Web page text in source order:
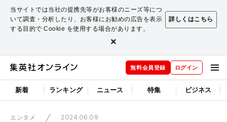
当サイトでは当社の提携先等がお客様のニーズ等につ
いて調査・分析したり、お客様にお勧めの広告を表示
する目的で Cookie を使用する場合があります。
詳しくはこちら
×
無料会員登録 ログイン
新着 ランキング ニュース 特集 ビジネス
エンタメ
2024.06.09